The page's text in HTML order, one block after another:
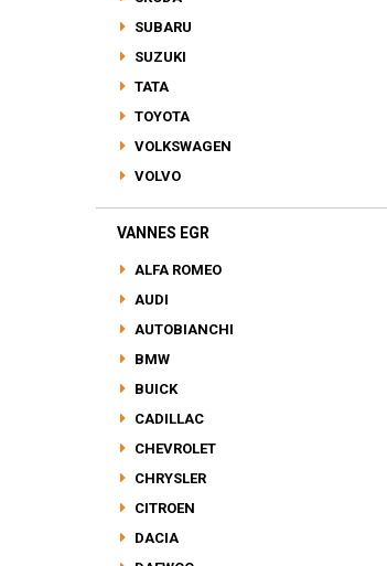
SUBARU
SUZUKI
TATA
TOYOTA
VOLKSWAGEN
VOLVO
VANNES EGR
ALFA ROMEO
AUDI
AUTOBIANCHI
BMW
BUICK
CADILLAC
CHEVROLET
CHRYSLER
CITROEN
DACIA